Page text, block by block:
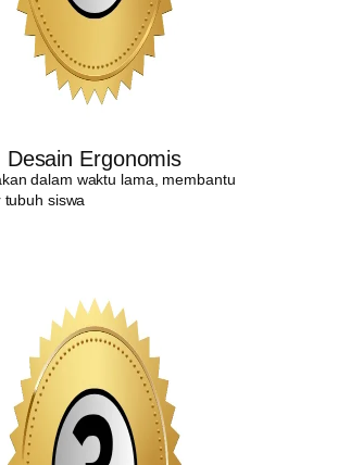
Desain Ergonomis
dalam waktu lama, membantu
siswa